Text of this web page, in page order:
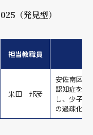
（発見型）
担当教職員
米田 邦彦
安佐南区大
認知症を予
し、少子
の過疎化解